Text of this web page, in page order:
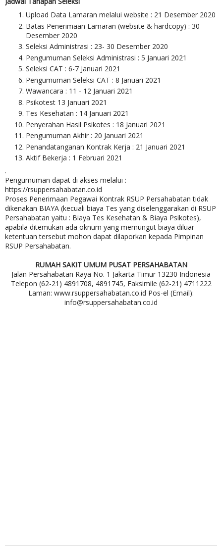
Upload Data Lamaran melalui website : 21 Desember 2020
Batas Penerimaan Lamaran (website & hardcopy) : 30
Desember 2020
Seleksi Administrasi : 23- 30 Desember 2020
Pengumuman Seleksi Administrasi : 5 Januari 2021
Seleksi CAT : 6-7 Januari 2021
Pengumuman Seleksi CAT : 8 Januari 2021
Wawancara : 11 - 12 Januari 2021
Psikotest 13 Januari 2021
Tes Kesehatan : 14 Januari 2021
Penyerahan Hasil Psikotes : 18 Januari 2021
Pengumuman Akhir : 20 Januari 2021
Penandatanganan Kontrak Kerja : 21 Januari 2021
Aktif Bekerja : 1 Februari 2021
.
Pengumuman dapat di akses melalui :
https://rsuppersahabatan.co.id
Proses Penerimaan Pegawai Kontrak RSUP Persahabatan tidak
dikenakan BIAYA (kecuali biaya Tes yang diselenggarakan di RSUP
Persahabatan yaitu : Biaya Tes Kesehatan & Biaya Psikotes),
apabila ditemukan ada oknum yang memungut biaya diluar
ketentuan tersebut mohon dapat dilaporkan kepada Pimpinan
RSUP Persahabatan.
RUMAH SAKIT UMUM PUSAT PERSAHABATAN
Jalan Persahabatan Raya No. 1 Jakarta Timur 13230 Indonesia
Telepon (62-21) 4891708, 4891745, Faksimile (62-21) 4711222
Laman: www.rsuppersahabatan.co.id Pos-el (Email):
info@rsuppersahabatan.co.id